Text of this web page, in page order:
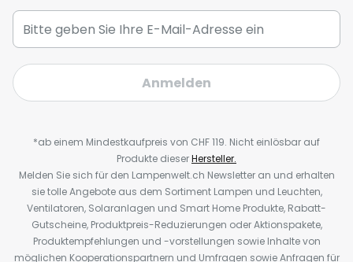
Anmelden
*ab einem Mindestkaufpreis von CHF 119. Nicht einlösbar auf
Produkte dieserHersteller.
Melden Sie sich für den Lampenwelt.ch Newsletter an und erhalten
sie tolle Angebote aus dem Sortiment Lampen und Leuchten,
Ventilatoren, Solaranlagen und Smart Home Produkte, Rabatt-
Gutscheine, Produktpreis-Reduzierungen oder Aktionspakete,
Produktempfehlungen und -vorstellungen sowie Inhalte von
möglichen Kooperationspartnern und Umfragen sowie Anfragen für